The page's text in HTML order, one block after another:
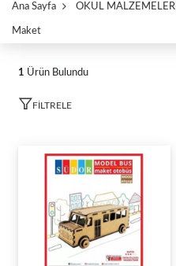
Ana Sayfa OKUL MALZEMELERİ
Maket
1 Ürün Bulundu
FILTRELE